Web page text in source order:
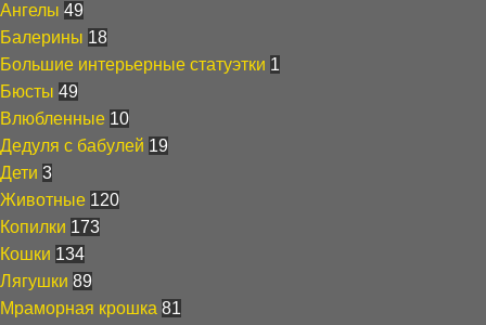
Ангелы 49
Балерины 18
Большие интерьерные статуэтки 1
Бюсты 49
Влюбленные 10
Дедуля с бабулей 19
Дети 3
Животные 120
Копилки 173
Кошки 134
Лягушки 89
Мраморная крошка 81